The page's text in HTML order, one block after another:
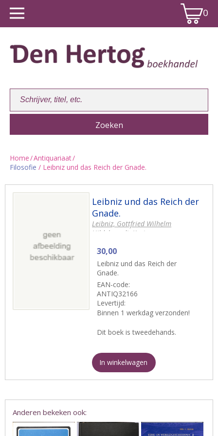
0
Home/Antiquariaat/
Filosofie / Leibniz und das Reich der Gnade.
Leibniz und das Reich der
Gnade.
Leibniz, Gottfried Wilhelm
Hildebrandt, Kurt
30,00
Leibniz und das Reich der
Gnade.
EAN-code:
ANTIQ32166
Levertijd:
Binnen 1 werkdag verzonden!
Dit boek is tweedehands.
In winkelwagen
Anderen bekeken ook: